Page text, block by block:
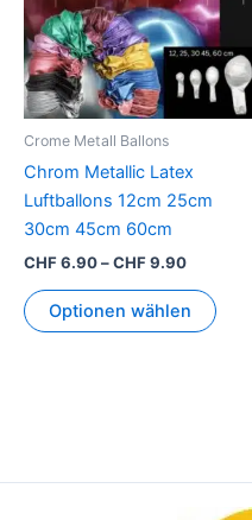
Crome Metall Ballons
Chrom Metallic Latex
Luftballons 12cm 25cm
30cm 45cm 60cm
CHF6.90–CHF9.90
Optionen wählen
auf.
Die